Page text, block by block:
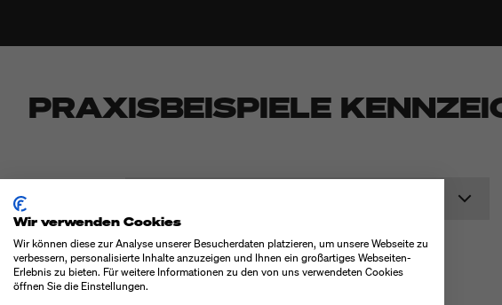
PRAXISBEISPIELE
Wir verwenden Cookies
Wir können diese zur Analyse unserer Besucherdaten platzieren, um unsere Webseite zu
verbessern, personalisierte Inhalte anzuzeigen und Ihnen ein großartiges Webseiten-
Erlebnis zu bieten. Für weitere Informationen zu den von uns verwendeten Cookies
öffnen Sie die Einstellungen.